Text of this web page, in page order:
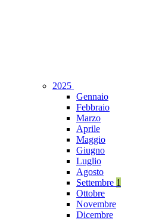
2025
Gennaio
Febbraio
Marzo
Aprile
Maggio
Giugno
Luglio
Agosto
Settembre 1
Ottobre
Novembre
Dicembre